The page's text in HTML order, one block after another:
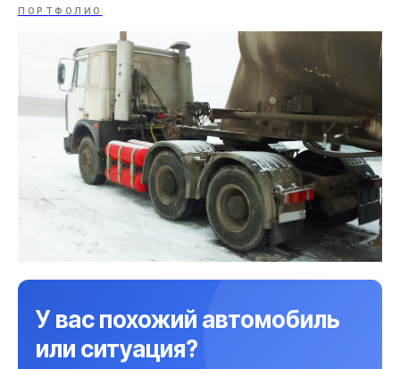
ПОРТФОЛИО
У вас похожий автомобиль
или ситуация?